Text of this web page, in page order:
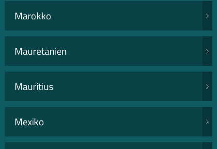
Marokko
Mauretanien
Mauritius
Mexiko